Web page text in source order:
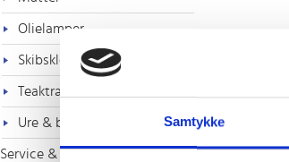
Samtykke
Olielamper
Skibsklokker
Teaktræs produkter
Ure & barometer
Service & tekstiler